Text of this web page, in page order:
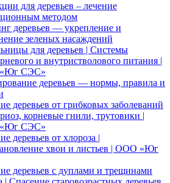
для деревьев – лечение
методом
деревьев — укрепление и
зеленых насаждений
для деревьев | Системы
и внутристволового питания |
СЭС»
деревьев — нормы, правила и
деревьев от грибковых заболеваний
корневые гнили, трутовики |
СЭС»
деревьев от хлороза |
хвои и листьев | ООО «Юг
деревьев с дуплами и трещинами